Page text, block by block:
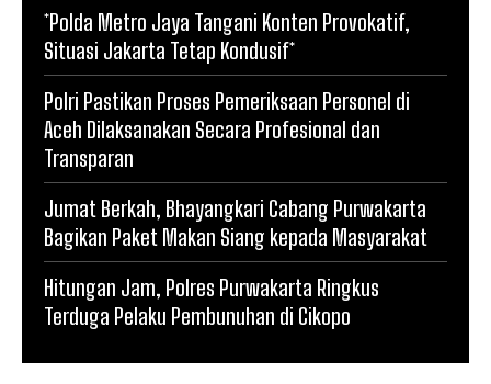
*Polda Metro Jaya Tangani Konten Provokatif,
Situasi Jakarta Tetap Kondusif*
Polri Pastikan Proses Pemeriksaan Personel di
Aceh Dilaksanakan Secara Profesional dan
Transparan
Jumat Berkah, Bhayangkari Cabang Purwakarta
Bagikan Paket Makan Siang kepada Masyarakat
Hitungan Jam, Polres Purwakarta Ringkus
Terduga Pelaku Pembunuhan di Cikopo